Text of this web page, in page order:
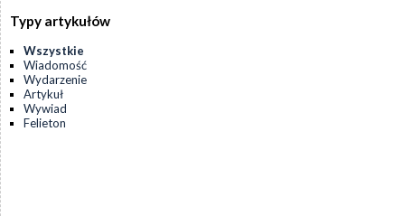
Typy artykułów
Wszystkie
Wiadomość
Wydarzenie
Artykuł
Wywiad
Felieton